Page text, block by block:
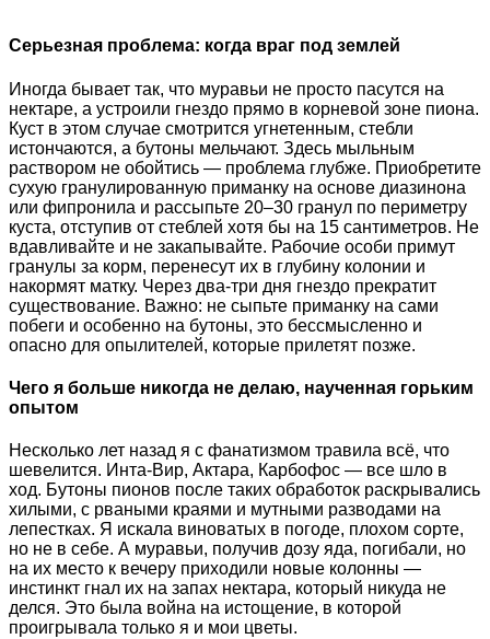
Серьезная проблема: когда враг под землей
Иногда бывает так, что муравьи не просто пасутся на
нектаре, а устроили гнездо прямо в корневой зоне пиона.
Куст в этом случае смотрится угнетенным, стебли
истончаются, а бутоны мельчают. Здесь мыльным
раствором не обойтись — проблема глубже. Приобретите
сухую гранулированную приманку на основе диазинона
или фипронила и рассыпьте 20–30 гранул по периметру
куста, отступив от стеблей хотя бы на 15 сантиметров. Не
вдавливайте и не закапывайте. Рабочие особи примут
гранулы за корм, перенесут их в глубину колонии и
накормят матку. Через два-три дня гнездо прекратит
существование. Важно: не сыпьте приманку на сами
побеги и особенно на бутоны, это бессмысленно и
опасно для опылителей, которые прилетят позже.
Чего я больше никогда не делаю, наученная горьким
опытом
Несколько лет назад я с фанатизмом травила всё, что
шевелится. Инта-Вир, Актара, Карбофос — все шло в
ход. Бутоны пионов после таких обработок раскрывались
хилыми, с рваными краями и мутными разводами на
лепестках. Я искала виноватых в погоде, плохом сорте,
но не в себе. А муравьи, получив дозу яда, погибали, но
на их место к вечеру приходили новые колонны —
инстинкт гнал их на запах нектара, который никуда не
делся. Это была война на истощение, в которой
проигрывала только я и мои цветы.